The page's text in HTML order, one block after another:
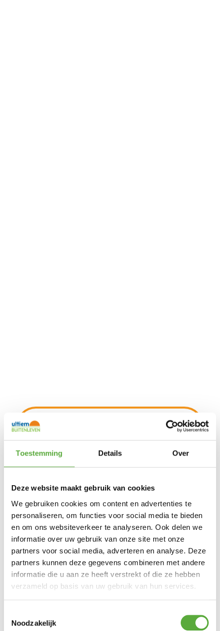
Toestemming Details Over
Deze website maakt gebruik van cookies
We gebruiken cookies om content en advertenties te
personaliseren, om functies voor social media te bieden
en om ons websiteverkeer te analyseren. Ook delen we
informatie over uw gebruik van onze site met onze
partners voor social media, adverteren en analyse. Deze
partners kunnen deze gegevens combineren met andere
informatie die u aan ze heeft verstrekt of die ze hebben
verzameld op basis van uw gebruik van hun services.
Noodzakelijk
Kopersbescherming met Trusted Shops
Uitverkocht
Parasolvoet voor zweefparasols Modena
120kg van Platinum. Zwart gepolijst
graniet. Deze parasolvoet is makkelijk
verplaatsbaar door zwenkwielen.
Parasolvoet voor zweefparasols Modena
120kg van Platinum.
Voorzien van zwenkwielen met rem
waardoor de parasolvoet makkelijk te
verplaatsen is.
Deze natuurstenen parasolvoet is
vervaardigd van speciaal geselecteerd
graniet en zwart gepolijst.
Geschikt voor o.a. Platinum zweefparasols
Hart tot hart afstand van de boorgaten is